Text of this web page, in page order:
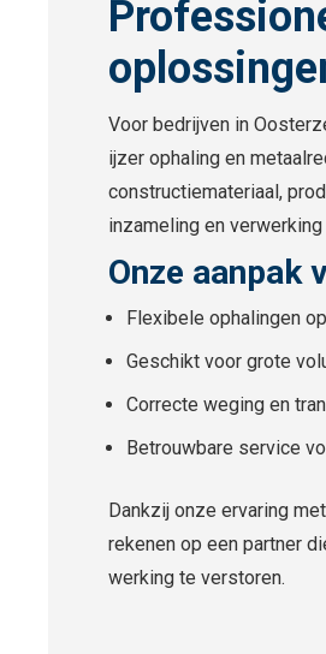
Voor bedrijven in
ijzer ophaling en
constructiemateriaal,
inzameling en
Onze aanpak
Flexibele ophalingen
Geschikt voor grote
Correcte weging en
Betrouwbare service
Dankzij onze ervaring
rekenen op een partner
werking te verstoren.